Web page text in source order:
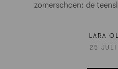
zomerschoen: de
LARA
25